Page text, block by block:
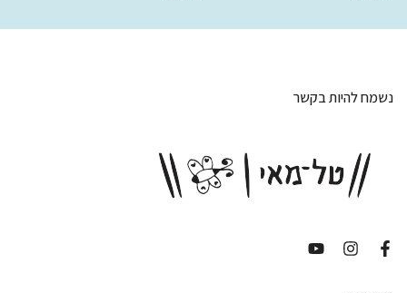
נשמח להיות בקשר